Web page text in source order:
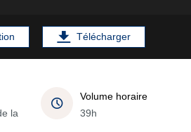
Télécharger
la
Volume horaire
39h